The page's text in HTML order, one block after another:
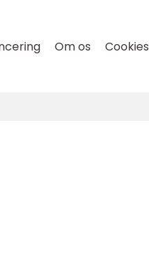
Om os Cookies